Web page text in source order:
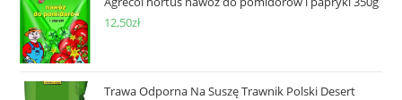
12,50zł
Trawa Odporna Na Suszę Trawnik Polski Desert